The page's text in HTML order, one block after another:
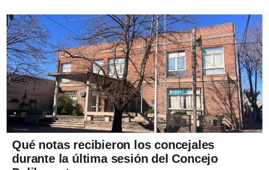
Qué notas recibieron los concejales
durante la última sesión del Concejo